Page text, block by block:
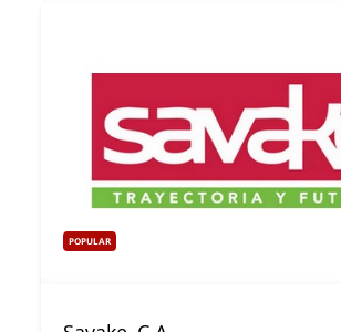
POPULAR